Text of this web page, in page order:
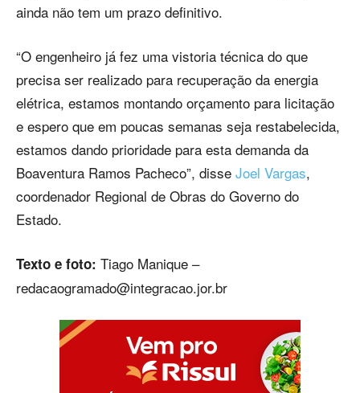
ainda não tem um prazo definitivo.
“O engenheiro já fez uma vistoria técnica do que
precisa ser realizado para recuperação da energia
elétrica, estamos montando orçamento para licitação
e espero que em poucas semanas seja restabelecida,
estamos dando prioridade para esta demanda da
Boaventura Ramos Pacheco”, disse Joel Vargas,
coordenador Regional de Obras do Governo do
Estado.
Texto e foto: Tiago Manique –
redacaogramado@integracao.jor.br